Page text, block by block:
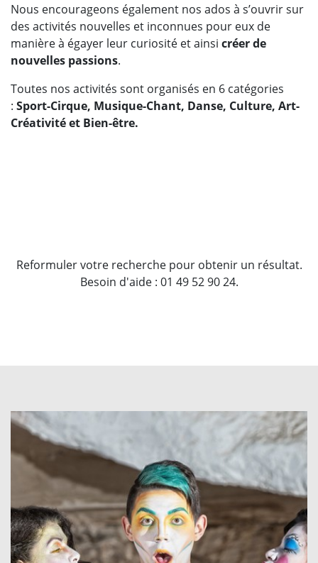
Nous encourageons également nos ados à s’ouvrir sur
des activités nouvelles et inconnues pour eux de
manière à égayer leur curiosité et ainsi créer de
nouvelles passions.
Toutes nos activités sont organisés en 6 catégories
: Sport-Cirque, Musique-Chant, Danse, Culture, Art-
Créativité et Bien-être.
Reformuler votre recherche pour obtenir un résultat.
Besoin d'aide : 01 49 52 90 24.